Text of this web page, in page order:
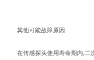
其他可能故障原因
在传感探头使用寿命期内,二